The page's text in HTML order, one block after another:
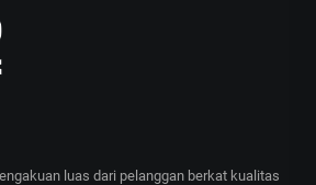
luas dari pelanggan berkat kualitas